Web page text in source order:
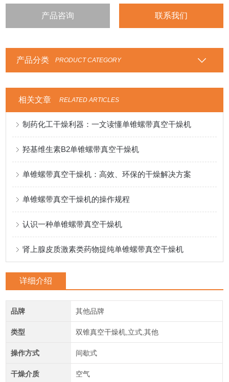
产品咨询 联系我们
产品分类 PRODUCT CATEGORY
相关文章 RELATED ARTICLES
制药化工干燥利器：一文读懂单锥螺带真空干燥机
羟基维生素B2单锥螺带真空干燥机
单锥螺带真空干燥机：高效、环保的干燥解决方案
单锥螺带真空干燥机的操作规程
认识一种单锥螺带真空干燥机
肾上腺皮质激素类药物提纯单锥螺带真空干燥机
详细介绍
品牌 其他品牌
类型 双锥真空干燥机,立式,其他
操作方式 间歇式
干燥介质 空气